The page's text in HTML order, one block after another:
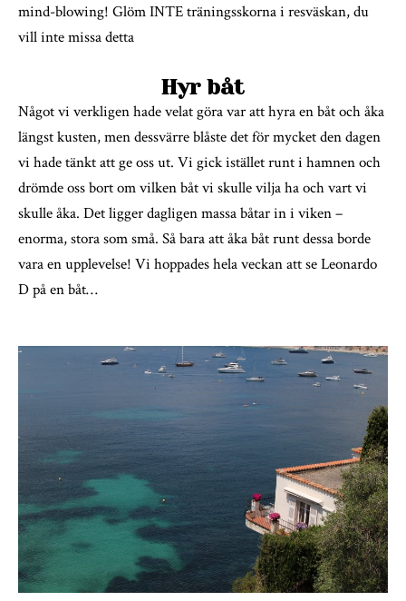
mind-blowing! Glöm INTE träningsskorna i resväskan, du
vill inte missa detta
Hyr båt
Något vi verkligen hade velat göra var att hyra en båt och åka
längst kusten, men dessvärre blåste det för mycket den dagen
vi hade tänkt att ge oss ut. Vi gick istället runt i hamnen och
drömde oss bort om vilken båt vi skulle vilja ha och vart vi
skulle åka. Det ligger dagligen massa båtar in i viken –
enorma, stora som små. Så bara att åka båt runt dessa borde
vara en upplevelse! Vi hoppades hela veckan att se Leonardo
D på en båt…